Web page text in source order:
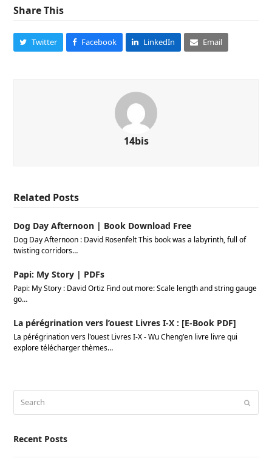
Share This
Twitter Facebook LinkedIn Email
14bis
Related Posts
Dog Day Afternoon | Book Download Free
Dog Day Afternoon : David Rosenfelt This book was a labyrinth, full of
twisting corridors…
Papi: My Story | PDFs
Papi: My Story : David Ortiz Find out more: Scale length and string gauge
go…
La pérégrination vers l’ouest Livres I-X : [E-Book PDF]
La pérégrination vers l'ouest Livres I-X - Wu Cheng'en livre livre qui
explore télécharger thèmes…
Recent Posts